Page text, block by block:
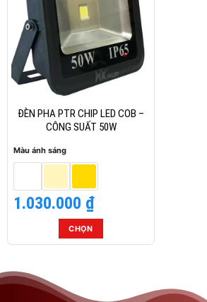
nhiều
biến
Các
tùy
chọn
thể
được
trang
phẩm
ĐÈN PHA PTR CHIP LED COB –
CÔNG SUẤT 50W
Màu ánh sáng
1.030.000 ₫
CHỌN
Sản